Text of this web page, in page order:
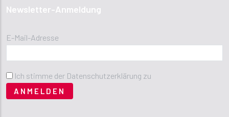
Newsletter-Anmeldung
E-Mail-Adresse
Ich stimme der Datenschutzerklärung zu